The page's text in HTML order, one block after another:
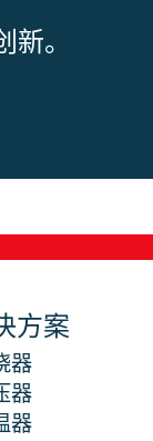
。
方案
器
器
器